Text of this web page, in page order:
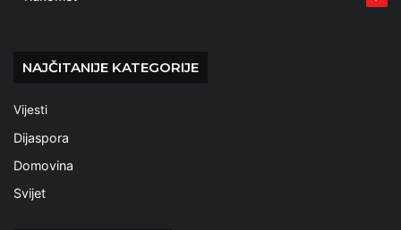
NAJČITANIJE KATEGORIJE
Vijesti
Dijaspora
Domovina
Svijet